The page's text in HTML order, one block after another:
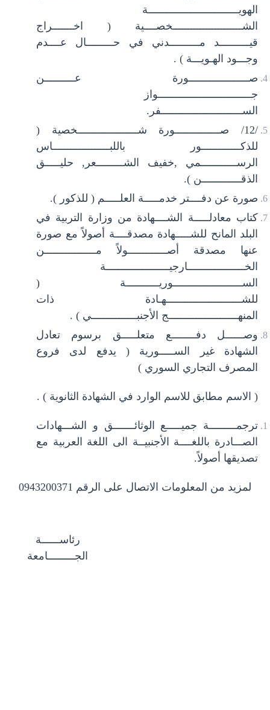
الهويــــــــــــــــــــــــــــــة
الشـــــــــــــــــــــــخصــــية ( اخـــــــراج
قيــــــــــد مــــــــــدني في حـــــــــال عــــدم
وجـــود الهـويـــة ) .
صــــــــــــــــــــورة عــــــــــن
جـــــــــــــــــــــــــــــــواز
الســـــــــــــــــــــــــــفر.
/12/ صـــــــــــــــورة شــــــــــــــــــــخصية (
للذكـــــــــــــور باللبـــــــــــــــــــاس
الرســــــــــــمي ,خفيف الشـــــــــعر, حليـــــق
الذقـــــــــــــن ).
صورة عن دفــــتر خدمـــــة العلـــــم ( للذكور ).
كتاب معادلـــــة الشــــهادة من وزارة التربية في
البلد المانح للشـــــهادة مصدقــــة أصولاً مع صورة
عنها مصدقة أصـــــــــــــولاً مـــــــــــــــــن
الخـــــــــــــــــــارجيـــــــــــــــــــــة
الســـــــــــــــــــــــوريـــــــــــة (
للشـــــــــــــــــــــــــهـادة ذات
المنهـــــــــــــــــــــــج الأجنبـــــــــــــــي ) .
وصــــــل دفــــــــع متعلـــــق برسوم تعادل
الشهادة غير الســـــورية ( يدفع لدى فروع
المصرف التجاري السوري )
( الاسم مطابق للاسم الوارد في الشهادة الثانوية ) .
ترجمـــــــــة جميـــــع الوثائـــــــق و الشـــهادات
الصـــادرة باللغــــة الأجنبيــة الى اللغة العربية مع
تصديقها أصولاً.
لمزيد من المعلومات الاتصال على الرقم 0943200371
رئاســــــة
الجـــــــــامعة